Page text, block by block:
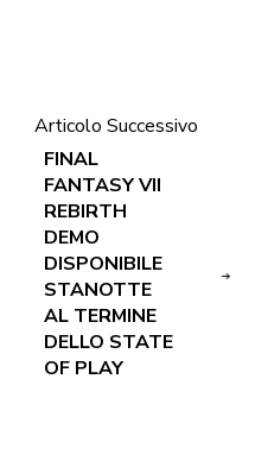
Articolo Successivo
FINAL
FANTASY VII
REBIRTH
DEMO
DISPONIBILE
STANOTTE
AL TERMINE
DELLO STATE
OF PLAY